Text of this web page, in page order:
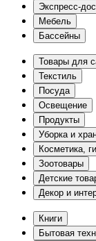
Экспресс-
Мебель
Бассейны
Товары для
Текстиль
Посуда
Освещение
Продукты
Уборка и
Косметика,
Зоотовары
Детские
Декор и
Книги
Бытовая